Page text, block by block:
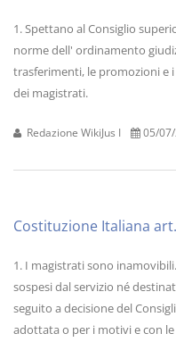
1. Spettano al Consiglio
norme dell' ordinamento
trasferimenti, le promozioni e
dei magistrati.
Redazione WikiJus I 05/
Costituzione Italiana
1. I magistrati sono
sospesi dal servizio né
seguito a decisione del
adottata o per i motivi e con